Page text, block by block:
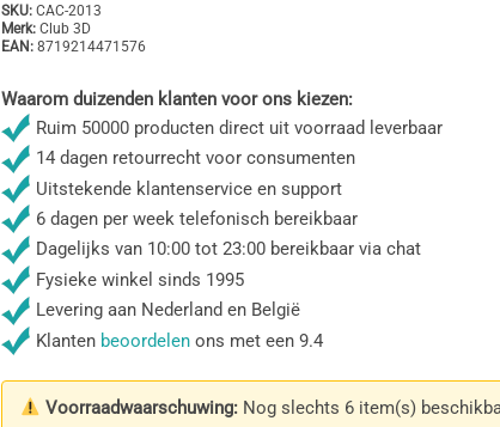
SKU:CAC-2013
Merk:Club 3D
EAN:8719214471576
Waarom duizenden klanten voor ons kiezen:
Ruim 50000 producten direct uit voorraad leverbaar
14 dagen retourrecht voor consumenten
Uitstekende klantenservice en support
6 dagen per week telefonisch bereikbaar
Dagelijks van 10:00 tot 23:00 bereikbaar via chat
Fysieke winkel sinds 1995
Levering aan Nederland en België
Klanten beoordelenons met een 9.4
Voorraadwaarschuwing: Nog slechts 6 item(s)